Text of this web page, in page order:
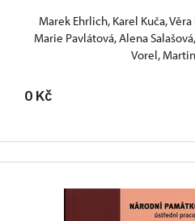
Marek Ehrlich, Karel Kuča,
Marie Pavlátová, Alena
Vorel,
0 Kč